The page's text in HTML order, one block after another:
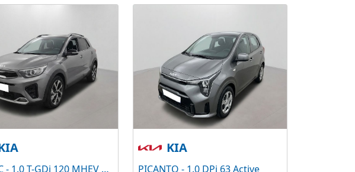
STONIC - 1.0 T-GDi 120 MHEV GT Line Business DCT7
KIA
PICANTO - 1.0 DPi 63 Active